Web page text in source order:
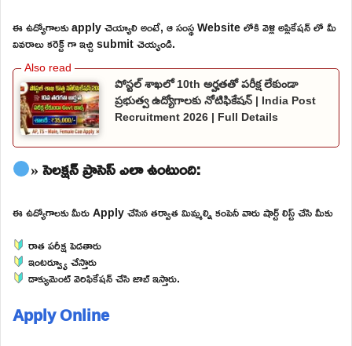
ఈ ఉద్యోగాలకు apply చెయ్యాలి అంటే, ఆ సంస్థ Website లోకి వెళ్లి అప్లికేషన్ లో మీ
వివరాలు కరెక్ట్ గా ఇచ్చి submit చెయ్యండి.
పోస్టల్ శాఖలో 10th అర్హతతో పరీక్ష లేకుండా
ప్రభుత్వ ఉద్యోగాలకు నోటిఫికేషన్ | India Post
Recruitment 2026 | Full Details
» సెలక్షన్ ప్రాసెస్ ఎలా ఉంటుంది:
ఈ ఉద్యోగాలకు మీరు Apply చేసిన తర్వాత మిమ్మల్ని కంపెనీ వారు షార్ట్ లిస్ట్ చేసి మీకు
రాత పరీక్ష పెడతారు
ఇంటర్వ్యూ చేస్తారు
డాక్యుమెంట్ వెరిఫికేషన్ చేసి జాబ్ ఇస్తారు.
Apply Online